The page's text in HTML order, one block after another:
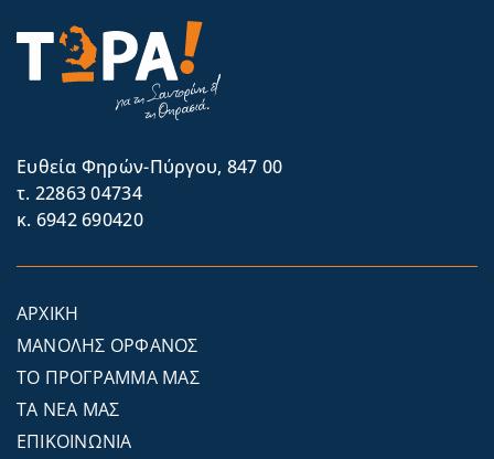
Eυθεία Φηρών-Πύργου, 847 00
τ. 22863 04734
κ. 6942 690420
ΑΡΧΙΚΗ
ΜΑΝΟΛΗΣ ΟΡΦΑΝΟΣ
ΤΟ ΠΡΟΓΡΑΜΜΑ ΜΑΣ
ΤΑ ΝΕΑ ΜΑΣ
ΕΠΙΚΟΙΝΩΝΙΑ